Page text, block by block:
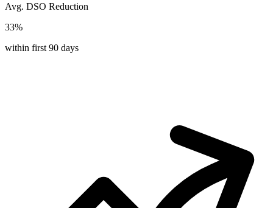
Avg. DSO Reduction
33%
within first 90 days